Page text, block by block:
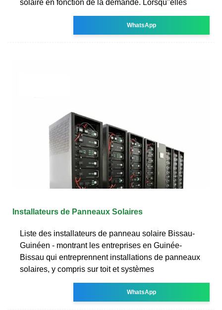
solaire en fonction de la demande. Lorsqu''elles
WhatsApp
Installateurs de Panneaux Solaires
Liste des installateurs de panneau solaire Bissau-
Guinéen - montrant les entreprises en Guinée-
Bissau qui entreprennent installations de panneaux
solaires, y compris sur toit et systèmes
WhatsApp